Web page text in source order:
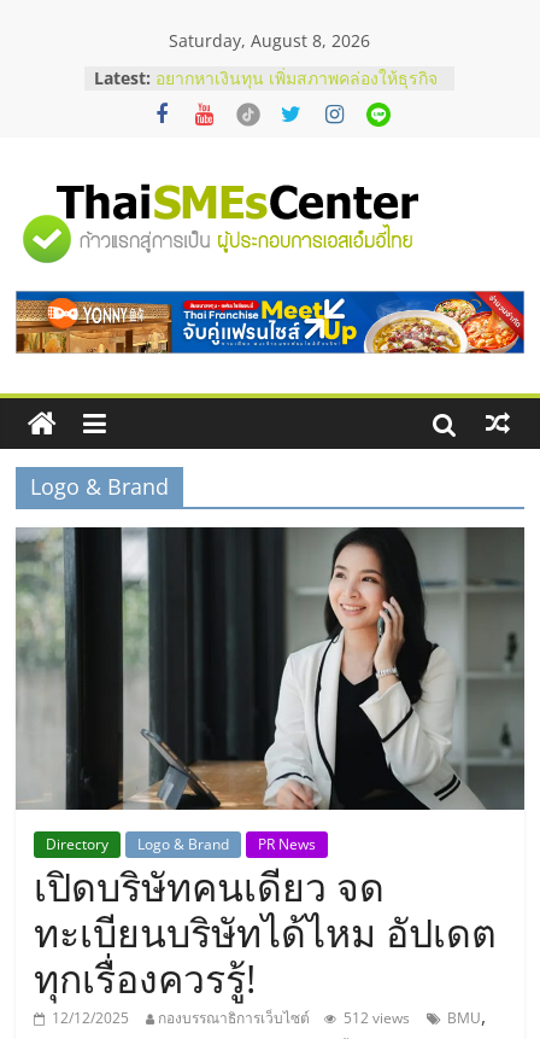
Saturday, August 8, 2026
Latest: บริษัท Cybersecurity ในไทยที่ไหนดี?
วิธีเลือกผู้ให้บริการให้คุ้มค่าและตอบ
โจทย์ธุรกิจ
สัมมนาออนไลน์ โอกาสบริหารสถานี
บริการน้ำมัน Shell
สัมมนาลงทุน แฟรนไชส์ยอนนี่
ไชส์ ครั้งที่ 8
ร้านเครื่องเสียงคุณภาพสูง พร้อม
โซลูชันระบบภาพและเสียง
"ศูนย์
รวม
ข้อมูล
ธุรกิจ
SME
แห่ง
ประเทศไทย,
ThaiSMEsCenter,
รวม
ธุรกิจ
เอ
ส
Logo & Brand
Directory Logo & Brand PR News
เปิดบริษัทคนเดียว จด
ทะเบียนบริษัทได้ไหม อัปเดต
ทุกเรื่องควรรู้!
12/12/2025 กองบรรณาธิการเว็บไซต์ 512 views BMU,